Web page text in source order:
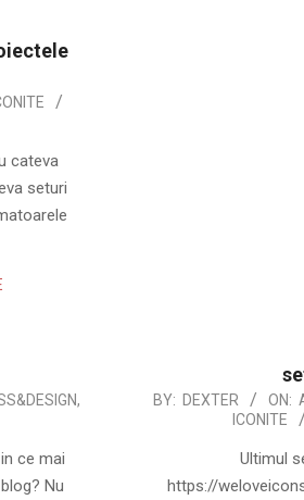
cateva
seturi
,
ce mai
Nu
2009-
BY: DEXTER ON:
ICONITE
Ultimul
https://